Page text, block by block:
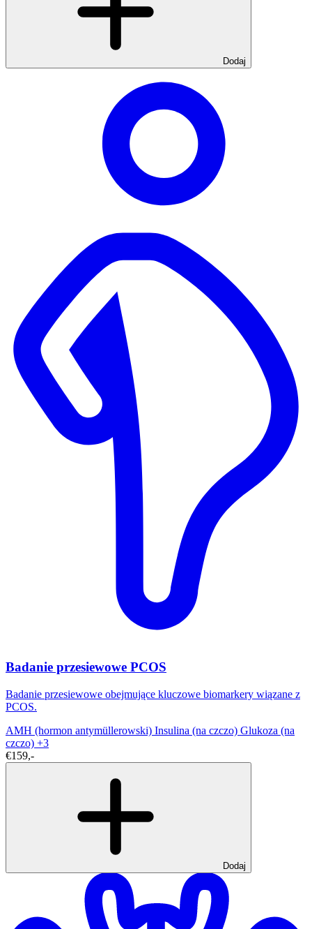
Dodaj
Badanie przesiewowe PCOS
Badanie przesiewowe obejmujące kluczowe biomarkery wiązane z
PCOS.
AMH (hormon antymüllerowski) Insulina (na czczo) Glukoza (na
czczo) +3
€159,-
Dodaj